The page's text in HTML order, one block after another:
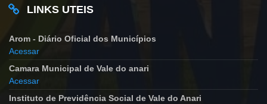
LINKS UTEIS
Arom - Diário Oficial dos Municípios
Acessar
Camara Municipal de Vale do anari
Acessar
Instituto de Previdência Social de Vale do Anari